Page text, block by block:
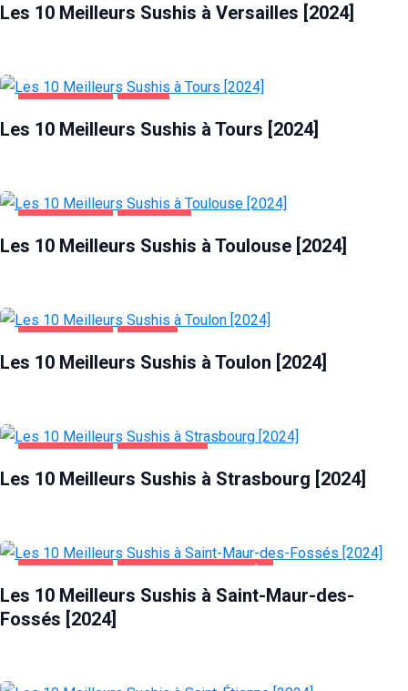
Les 10 Meilleurs Sushis à Versailles [2024]
Les 10 Meilleurs Sushis à Tours [2024]
Les 10 Meilleurs Sushis à Toulouse [2024]
Les 10 Meilleurs Sushis à Toulon [2024]
Les 10 Meilleurs Sushis à Strasbourg [2024]
Les 10 Meilleurs Sushis à Saint-Maur-des-
Fossés [2024]